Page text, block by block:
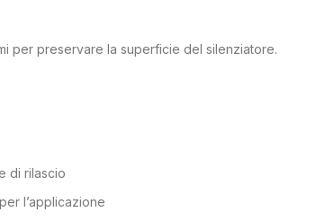
per preservare la superficie del silenziatore.
di rilascio
l’applicazione